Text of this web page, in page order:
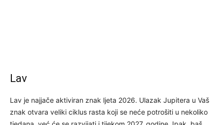
Lav
Lav je najjače aktiviran znak ljeta 2026. Ulazak Jupitera u Vaš
znak otvara veliki ciklus rasta koji se neće potrošiti u nekoliko